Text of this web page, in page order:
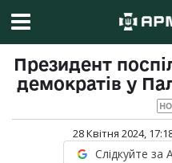
Президент
демократів у
28 Квітня 2024,
Слідкуйте за